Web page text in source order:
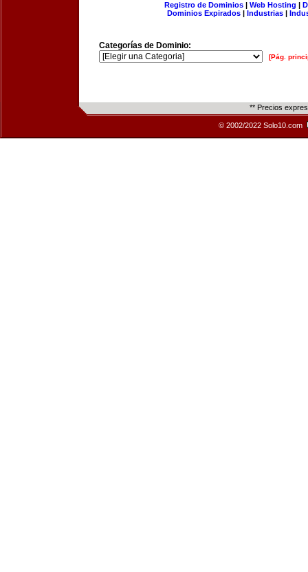
Registro de Dominios| Web Hosting |
Dominios Expirados | Industrias |
Categorías de Dominio:
[Pág.
** Precios
© 2002/2022 Solo10.com